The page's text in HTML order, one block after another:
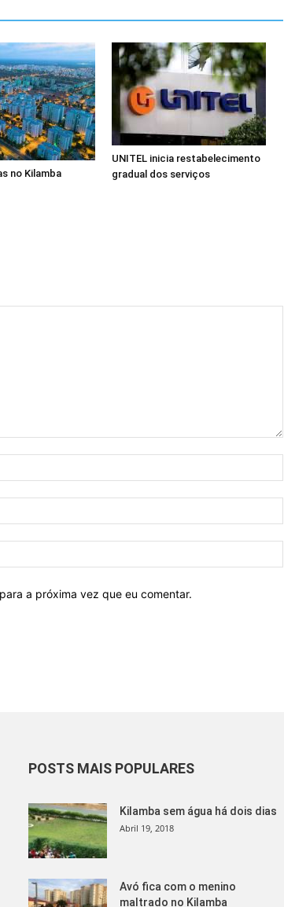
no Kilamba
UNITEL inicia restabelecimento
gradual dos serviços
a próxima vez que eu comentar.
POSTS MAIS POPULARES
Kilamba sem água há dois dias
Abril 19, 2018
Avó fica com o menino
maltrado no Kilamba